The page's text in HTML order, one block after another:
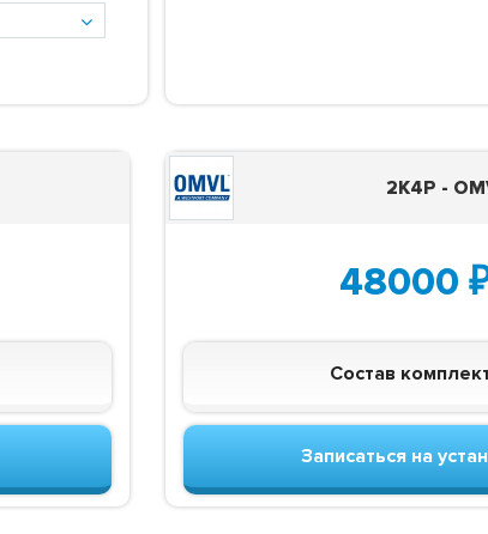
2K4P -
48000
Состав
Записаться на